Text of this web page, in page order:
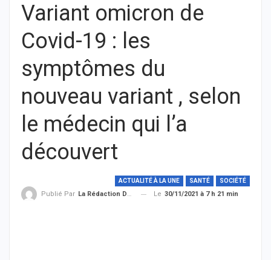
Variant omicron de
Covid-19 : les
symptômes du
nouveau variant , selon
le médecin qui l’a
découvert
ACTUALITÉ À LA UNE SANTÉ SOCIÉTÉ
Publié Par La Rédaction De THIEYSENEGAL.com Le 30/11/2021 à 7 h 21 min